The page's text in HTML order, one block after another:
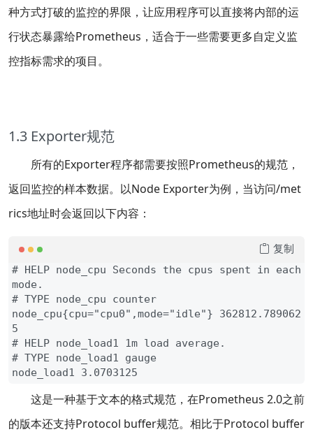
种方式打破的监控的界限，让应用程序可以直接将内部的运
行状态暴露给Prometheus，适合于一些需要更多自定义监
控指标需求的项目。
1.3 Exporter规范
所有的Exporter程序都需要按照Prometheus的规范，
返回监控的样本数据。以Node Exporter为例，当访问/met
rics地址时会返回以下内容：
# HELP node_cpu Seconds the cpus spent in each
mode.
# TYPE node_cpu counter
node_cpu{cpu="cpu0",mode="idle"} 362812.789062
5
# HELP node_load1 1m load average.
# TYPE node_load1 gauge
node_load1 3.0703125
复制
这是一种基于文本的格式规范，在Prometheus 2.0之前
的版本还支持Protocol buffer规范。相比于Protocol buffer